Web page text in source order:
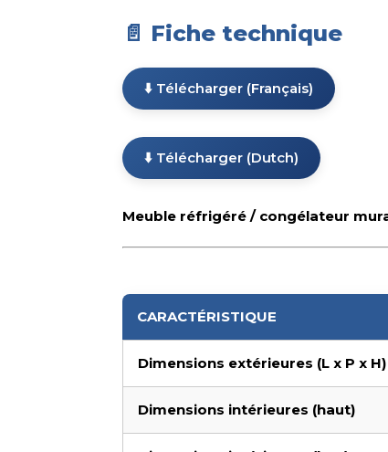
📄 Fiche technique
⬇️ Télécharger (Français)
⬇️ Télécharger (Dutch)
Meuble réfrigéré / congélateur
CARACTÉRISTIQUE
Dimensions extérieures (L x P x H)
Dimensions intérieures (haut)